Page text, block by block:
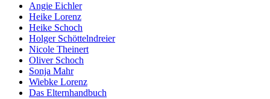
Angie Eichler
Heike Lorenz
Heike Schoch
Holger Schöttelndreier
Nicole Theinert
Oliver Schoch
Sonja Mahr
Wiebke Lorenz
Das Elternhandbuch